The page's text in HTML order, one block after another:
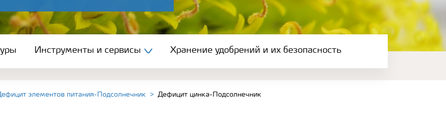
Инструменты и сервисы Хранение удобрений и их безопасность
элементов питания-Подсолнечник Дефицит цинка-Подсолнечник